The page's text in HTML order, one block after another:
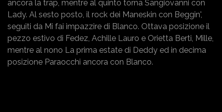
ancora la trap, mentre al quinto torna Sangiovanni con
Lady. Al sesto posto, il rock dei Maneskin con Beggin',
seguiti da Mi fai impazzire di Blanco. Ottava posizione il
pezzo estivo di Fedez, Achille Lauro e Orietta Berti, Mille,
mentre al nono La prima estate di Deddy ed in decima
posizione Paraocchi ancora con Blanco.